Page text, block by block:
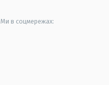
Ми в соцмережах: